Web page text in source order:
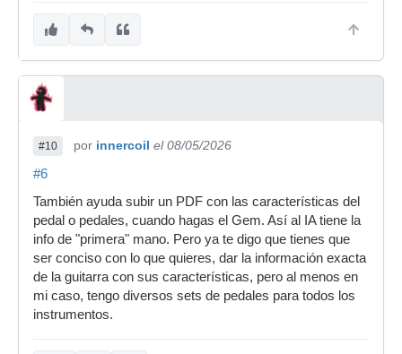
#10 por innercoil el 08/05/2026
#6
También ayuda subir un PDF con las características del
pedal o pedales, cuando hagas el Gem. Así al IA tiene la
info de "primera" mano. Pero ya te digo que tienes que
ser conciso con lo que quieres, dar la información exacta
de la guitarra con sus características, pero al menos en
mi caso, tengo diversos sets de pedales para todos los
instrumentos.